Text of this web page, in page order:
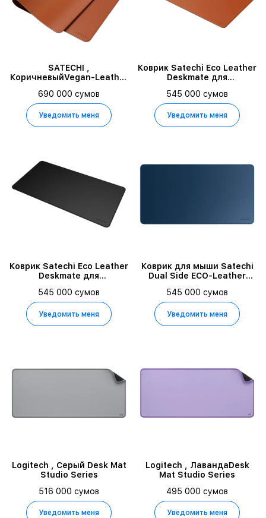
SATECHI ,
КоричневыйVegan-Leather
690 000 сумов
Уведомить меня
Коврик Satechi Eco Leather
Deskmate для
Материал эко-кожа
(искусственная кожа.
Размер 58,5 x 31 см. Цвет
коричневый.
545 000 сумов
Уведомить меня
Коврик Satechi Eco Leather
Deskmate для
Материал эко-кожа
(искусственная кожа.
Размер 58,5 x 31 см. Цвет
черный.
545 000 сумов
Уведомить меня
Коврик для мыши Satechi
Dual Side ECO-Leather
Синий
545 000 сумов
Уведомить меня
Logitech , Серый Desk Mat
Studio Series
516 000 сумов
Уведомить меня
Logitech , ЛавандаDesk
Mat Studio Series
495 000 сумов
Уведомить меня